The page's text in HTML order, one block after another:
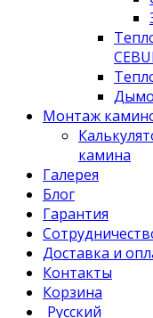
Монтаж
камина
Галерея
Блог
Гарантия
Доставка и
Контакты
Корзина
Русский